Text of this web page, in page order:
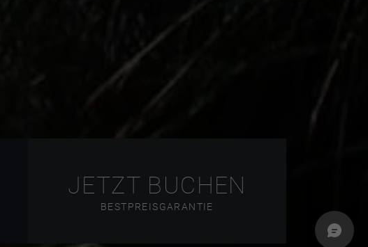
JETZT BUCHEN
BESTPREISGARANTIE